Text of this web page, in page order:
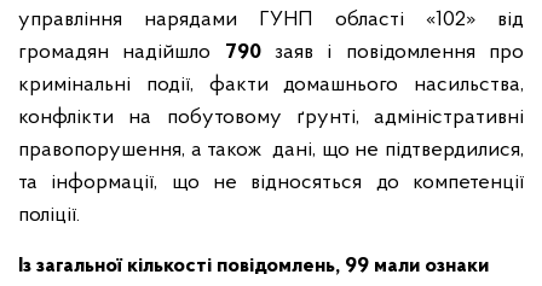
управління нарядами ГУНП області «102» від
громадян надійшло 790заяв і повідомлення про
кримінальні події, факти домашнього насильства,
конфлікти на побутовому ґрунті, адміністративні
правопорушення, а також дані, що не підтвердилися,
та інформації, що не відносяться до компетенції
поліції.
Із загальної кількості повідомлень, 99 мали ознаки